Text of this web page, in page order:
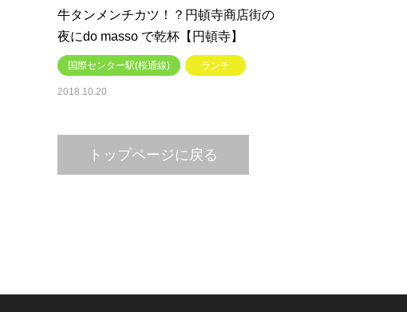
牛タンメンチカツ！？円頓寺商店街の
夜にdo masso で乾杯【円頓寺】
国際センター駅(桜通線) ランチ
2018.10.20
トップページに戻る